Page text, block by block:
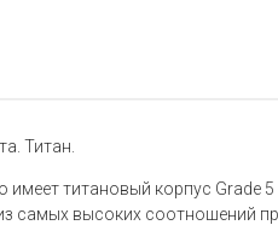
Титан.
имеет титановый корпус Grade
самых высоких соотношений